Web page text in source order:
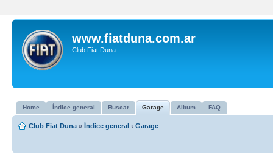
www.fiatduna.com.ar
Club Fiat Duna
Home Índice general Buscar Garage Album FAQ
Club Fiat Duna » Índice general ‹ Garage